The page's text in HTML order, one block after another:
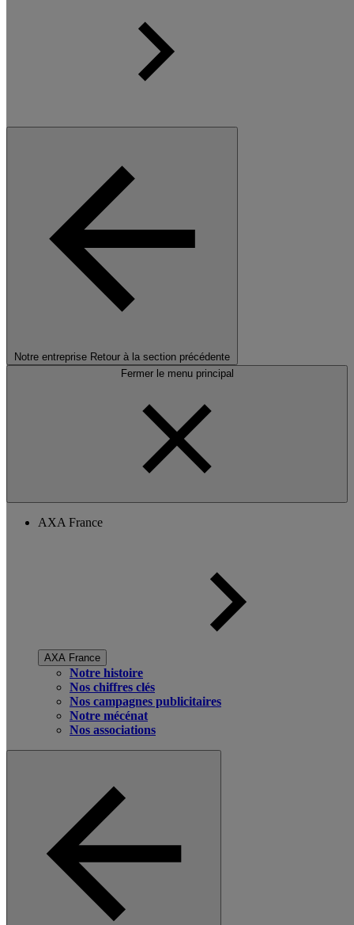
Notre entreprise Retour à la section précédente
Fermer le menu principal
AXA France
AXA France
Notre histoire
Nos chiffres clés
Nos campagnes publicitaires
Notre mécénat
Nos associations